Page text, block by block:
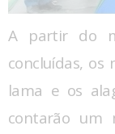
A partir do
concluídas, os
lama e os
contarão um